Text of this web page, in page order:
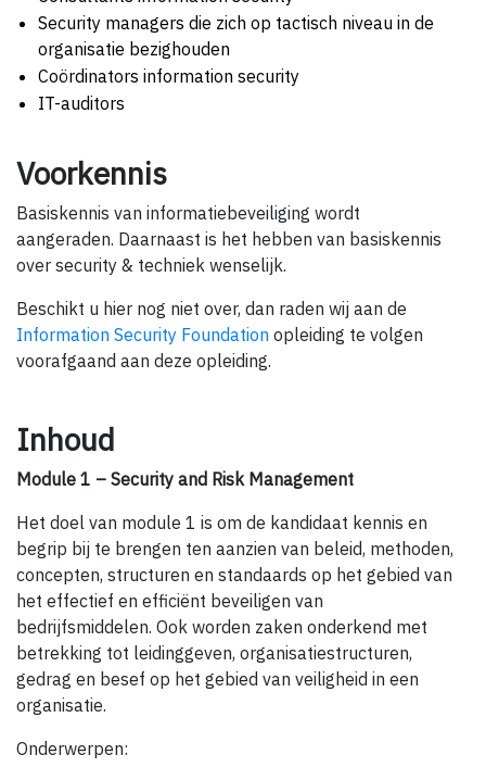
Security managers die zich op tactisch niveau in de
organisatie bezighouden
Coördinators information security
IT-auditors
Voorkennis
Basiskennis van informatiebeveiliging wordt
aangeraden. Daarnaast is het hebben van basiskennis
over security & techniek wenselijk.
Beschikt u hier nog niet over, dan raden wij aan de
Information Security Foundation opleiding te volgen
voorafgaand aan deze opleiding.
Inhoud
Module 1 – Security and Risk Management
Het doel van module 1 is om de kandidaat kennis en
begrip bij te brengen ten aanzien van beleid, methoden,
concepten, structuren en standaards op het gebied van
het effectief en efficiënt beveiligen van
bedrijfsmiddelen. Ook worden zaken onderkend met
betrekking tot leidinggeven, organisatiestructuren,
gedrag en besef op het gebied van veiligheid in een
organisatie.
Onderwerpen: